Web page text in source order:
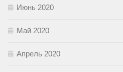
Июнь 2020
Май 2020
Апрель 2020